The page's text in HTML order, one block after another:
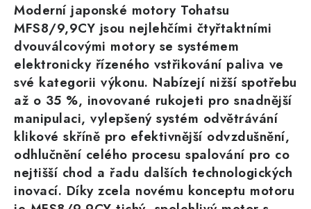
Moderní japonské motory Tohatsu
MFS8/9,9CY jsou nejlehčími čtyřtaktními
dvouválcovými motory se systémem
elektronicky řízeného vstřikování paliva ve
své kategorii výkonu. Nabízejí nižší spotřebu
až o 35 %, inovované rukojeti pro snadnější
manipulaci, vylepšený systém odvětrávání
klikové skříně pro efektivnější odvzdušnění,
odhlučnění celého procesu spalování pro co
nejtišší chod a řadu dalších technologických
inovací. Díky zcela novému konceptu motoru